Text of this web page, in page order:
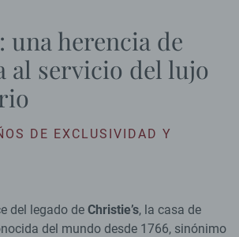
una herencia de
al servicio del lujo
DE EXCLUSIVIDAD Y
del legado de Christie’s, la casa de
del mundo desde 1766, sinónimo